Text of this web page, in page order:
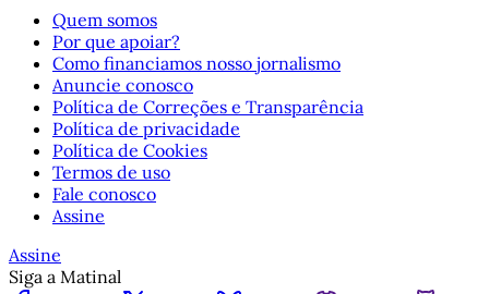
Quem somos
Por que apoiar?
Como financiamos nosso jornalismo
Anuncie conosco
Política de Correções e Transparência
Política de privacidade
Política de Cookies
Termos de uso
Fale conosco
Assine
Assine
Siga a Matinal